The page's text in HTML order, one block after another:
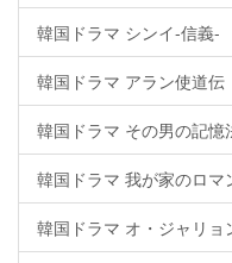
韓国ドラマ シンイ-信義-
韓国ドラマ アラン使道伝
韓国ドラマ その男の記憶
韓国ドラマ 我が家のロマ
韓国ドラマ オ・ジャリョ